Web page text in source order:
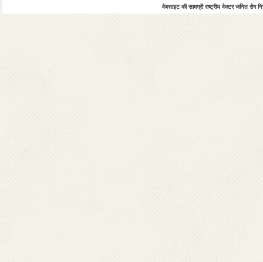
इस वेबसाइट पर डाली गई
संगठनों द्वारा सृजन और
वेबसाइट की सामग्री राष्ट्रीय वेक्टर जनित रोग